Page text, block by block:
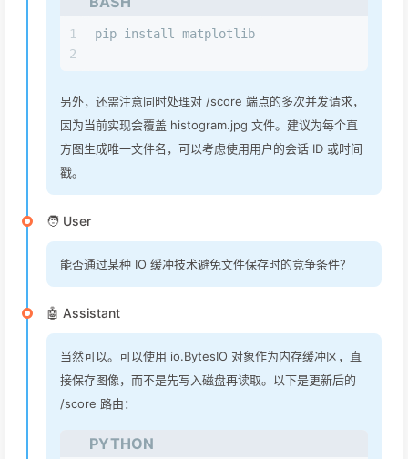
1
2
pip install matplotlib
另外，还需注意同时处理对 /score 端点的多次并发请求，
因为当前实现会覆盖 histogram.jpg 文件。建议为每个直
方图生成唯一文件名，可以考虑使用用户的会话 ID 或时间
戳。
🧑 User
能否通过某种 IO 缓冲技术避免文件保存时的竞争条件？
🤖 Assistant
当然可以。可以使用 io.BytesIO 对象作为内存缓冲区，直
接保存图像，而不是先写入磁盘再读取。以下是更新后的
/score 路由：
PYTHON